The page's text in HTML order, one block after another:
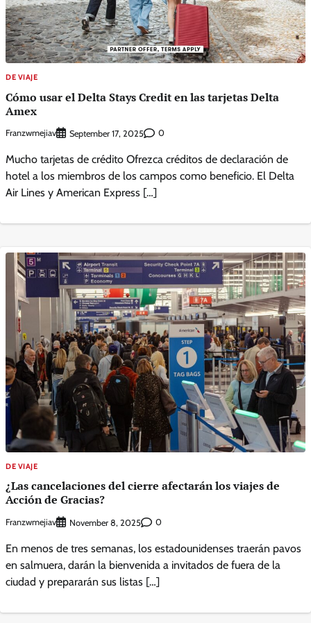
DE VIAJE
Cómo usar el Delta Stays Credit en las tarjetas Delta
Amex
Franzwmejiav September 17, 2025 0
Mucho tarjetas de crédito Ofrezca créditos de declaración de
hotel a los miembros de los campos como beneficio. El Delta
Air Lines y American Express […]
DE VIAJE
¿Las cancelaciones del cierre afectarán los viajes de
Acción de Gracias?
Franzwmejiav November 8, 2025 0
En menos de tres semanas, los estadounidenses traerán pavos
en salmuera, darán la bienvenida a invitados de fuera de la
ciudad y prepararán sus listas […]